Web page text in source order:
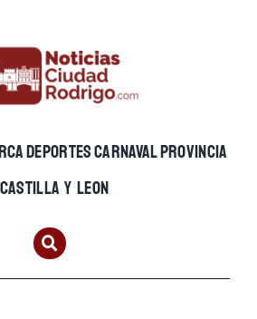
DEPORTESCARNAVALPROVINCIA
CASTILLA Y LEON